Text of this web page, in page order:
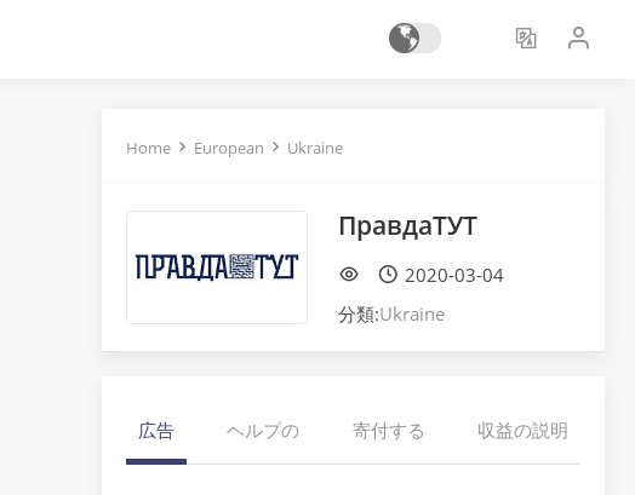
Home European Ukraine
ПравдаТУТ
2020-03-04
分類:Ukraine
広告 ヘルプの 寄付する 収益の説明